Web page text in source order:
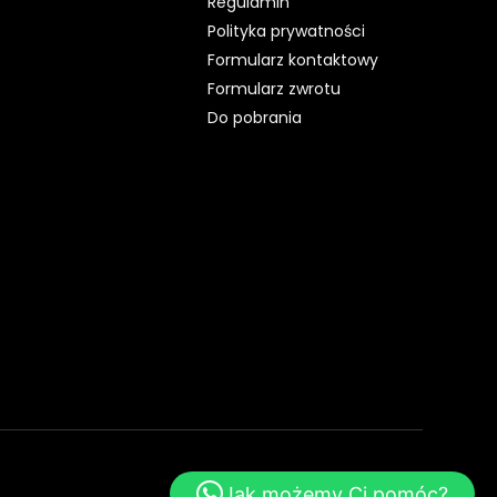
Polityka prywatności
Formularz kontaktowy
Formularz zwrotu
Do pobrania
WebsiteStyle.pl - Strony WWW